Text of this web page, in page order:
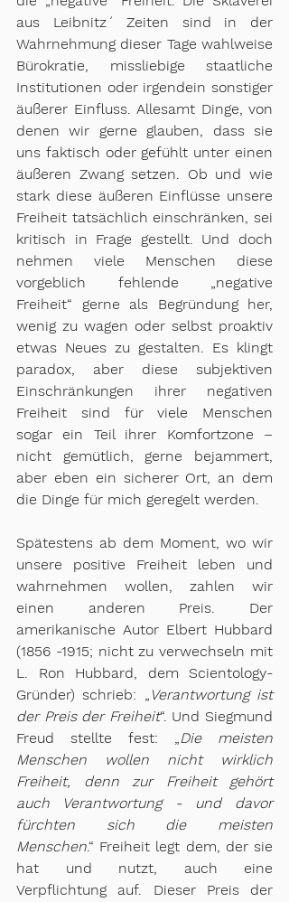
aus Leibnitz´ Zeiten sind in der
Wahrnehmung dieser Tage wahlweise
Bürokratie, missliebige staatliche
Institutionen oder irgendein sonstiger
äußerer Einfluss. Allesamt Dinge, von
denen wir gerne glauben, dass sie
uns faktisch oder gefühlt unter einen
äußeren Zwang setzen. Ob und wie
stark diese äußeren Einflüsse unsere
Freiheit tatsächlich einschränken, sei
kritisch in Frage gestellt. Und doch
nehmen viele Menschen diese
vorgeblich fehlende „negative
Freiheit“ gerne als Begründung her,
wenig zu wagen oder selbst proaktiv
etwas Neues zu gestalten. Es klingt
paradox, aber diese subjektiven
Einschränkungen ihrer negativen
Freiheit sind für viele Menschen
sogar ein Teil ihrer Komfortzone –
nicht gemütlich, gerne bejammert,
aber eben ein sicherer Ort, an dem
die Dinge für mich geregelt werden.
Spätestens ab dem Moment, wo wir
unsere positive Freiheit leben und
wahrnehmen wollen, zahlen wir
einen anderen Preis. Der
amerikanische Autor Elbert Hubbard
(1856 -1915; nicht zu verwechseln mit
L. Ron Hubbard, dem Scientology-
Gründer) schrieb: „ Verantwortung ist
der Preis der Freiheit“. Und Siegmund
Freud stellte fest: „Die meisten
Menschen wollen nicht wirklich
Freiheit, denn zur Freiheit gehört
auch Verantwortung - und davor
fürchten sich die meisten
Menschen.“ Freiheit legt dem, der sie
hat und nutzt, auch eine
Verpflichtung auf. Dieser Preis der